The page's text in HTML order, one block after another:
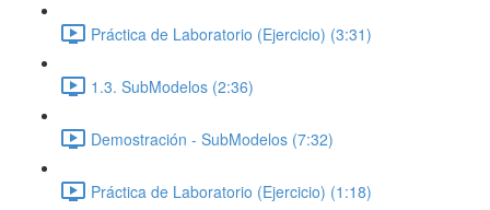
Práctica de Laboratorio (Ejercicio) (3:31)
1.3. SubModelos (2:36)
Demostración - SubModelos (7:32)
Práctica de Laboratorio (Ejercicio) (1:18)